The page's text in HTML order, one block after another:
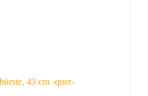
43 cm -quer-